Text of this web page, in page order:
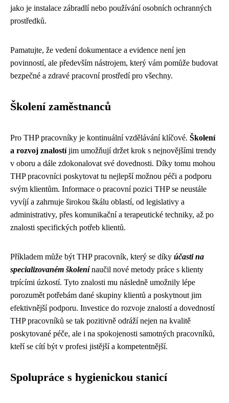
jako je instalace zábradlí nebo používání osobních ochranných
prostředků.
Pamatujte, že vedení dokumentace a evidence není jen
povinností, ale především nástrojem, který vám pomůže budovat
bezpečné a zdravé pracovní prostředí pro všechny.
Školení zaměstnanců
Pro THP pracovníky je kontinuální vzdělávání klíčové. Školení
a rozvoj znalostíjim umožňují držet krok s nejnovějšími trendy
v oboru a dále zdokonalovat své dovednosti. Díky tomu mohou
THP pracovníci poskytovat tu nejlepší možnou péči a podporu
svým klientům. Informace o pracovní pozici THP se neustále
vyvíjí a zahrnuje širokou škálu oblastí, od legislativy a
administrativy, přes komunikační a terapeutické techniky, až po
znalosti specifických potřeb klientů.
Příkladem může být THP pracovník, který se díky účasti na
specializovaném školenínaučil nové metody práce s klienty
trpícími úzkostí. Tyto znalosti mu následně umožnily lépe
porozumět potřebám dané skupiny klientů a poskytnout jim
efektivnější podporu. Investice do rozvoje znalostí a dovedností
THP pracovníků se tak pozitivně odráží nejen na kvalitě
poskytované péče, ale i na spokojenosti samotných pracovníků,
kteří se cítí být v profesi jistější a kompetentnější.
Spolupráce s hygienickou stanicí